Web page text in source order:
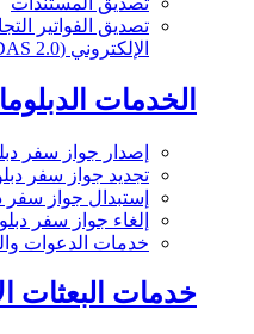
تصديق الفواتير
الإلكتروني (eDAS 2.0)
الخدمات
إصدار جواز سفر
تجديد جواز سفر
إستبدال جواز
إلغاء جواز سفر
خدمات الدعوات
خدمات البعثات